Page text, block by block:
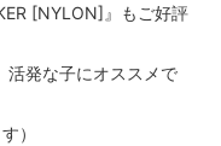
[NYLON]』もご好評
活発な子にオススメで
）